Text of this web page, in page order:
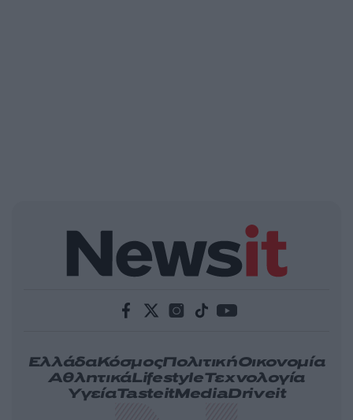
ΕλλάδαΚόσμοςΠολιτικήΟικονομία
ΑθλητικάLifestyleΤεχνολογία
ΥγείαTasteitMediaDriveit